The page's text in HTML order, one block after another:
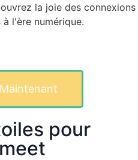
la joie des connexions
l'ère numérique.
pour